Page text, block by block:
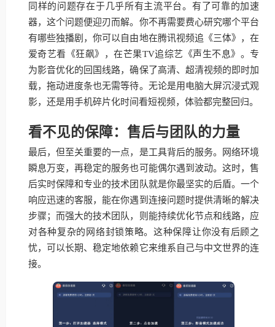
同样的问题存在于几乎所有主流平台。有了可靠的加速
器，这个问题便迎刃而解。你不再需要费心研究哪个平台
有哪些独播剧，你可以自由地在腾讯视频追《三体》，在
爱奇艺看《狂飙》，在芒果TV追综艺《声生不息》。专
为影音优化的回国线路，确保了高清、超清视频的即时加
载，拖动进度条也无需等待。无论是用电脑大屏沉浸式观
影，还是用手机碎片化时间看短视频，体验都完整回归。
看不见的保障：售后与团队的力量
最后，但至关重要的一点，是工具背后的服务。网络环境
瞬息万变，再稳定的服务也可能偶尔遇到波动。这时，售
后实时保障和专业的技术团队就是你最坚实的后盾。一个
响应迅速的客服，能在你遇到连接问题时提供清晰的解决
步骤；而强大的技术团队，则能持续优化节点和线路，应
对各种复杂的网络封锁策略。这种保障让你没有后顾之
忧，可以长期、稳定地依赖它来维系自己与中文世界的连
接。